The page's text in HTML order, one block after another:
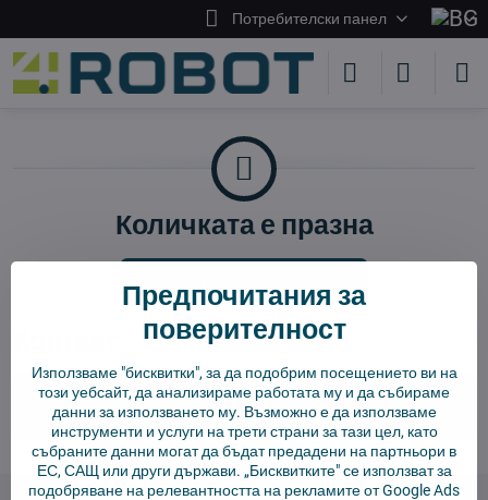
Потребителски панел
Количката е празна
info​@4robot​.bg
Предпочитания за
поверителност
Използваме "бисквитки", за да подобрим посещението ви на
този уебсайт, да анализираме работата му и да събираме
данни за използването му. Възможно е да използваме
инструменти и услуги на трети страни за тази цел, като
събраните данни могат да бъдат предадени на партньори в
ЕС, САЩ или други държави. „Бисквитките" се използват за
подобряване на релевантността на рекламите от Google Ads